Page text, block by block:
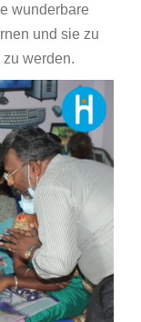
wunderbare
und sie zu
werden.